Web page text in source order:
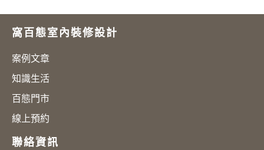
窩百態室內裝修設計
案例文章
知識生活
百態門市
線上預約
聯絡資訊